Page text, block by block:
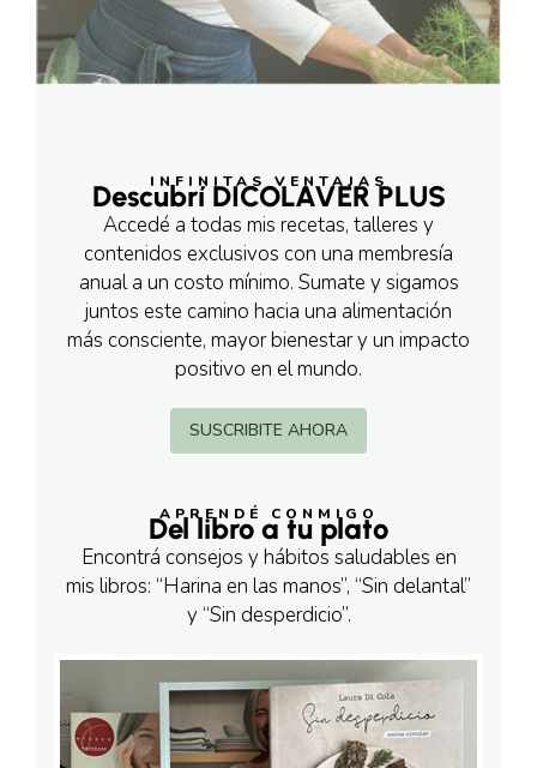
INFINITAS VENTAJAS
Descubrí DICOLAVER PLUS
Accedé a todas mis recetas, talleres y
contenidos exclusivos con una membresía
anual a un costo mínimo. Sumate y sigamos
juntos este camino hacia una alimentación
más consciente, mayor bienestar y un impacto
positivo en el mundo.
SUSCRIBITE AHORA
APRENDÉ CONMIGO
Del libro a tu plato
Encontrá consejos y hábitos saludables en
mis libros: “Harina en las manos”, “Sin delantal”
y “Sin desperdicio”.